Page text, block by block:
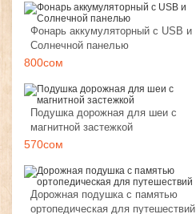
Фонарь аккумуляторный с USB и
Солнечной панелью
800сом
Подушка дорожная для шеи с
магнитной застежкой
570сом
Дорожная подушка с памятью
ортопедическая для путешествий